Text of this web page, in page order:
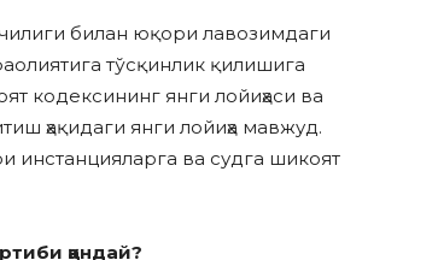
билан юқори лавозимдаги
тўсқинлик қилишига
кодексининг янги лойиҳаси ва
ҳақидаги янги лойиҳа мавжуд.
инстанцияларга ва судга шикоят
қандай?